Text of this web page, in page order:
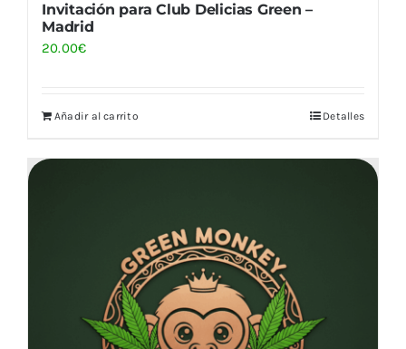
Invitación para Club Delicias Green –
Madrid
20.00€
Añadir al carrito Detalles